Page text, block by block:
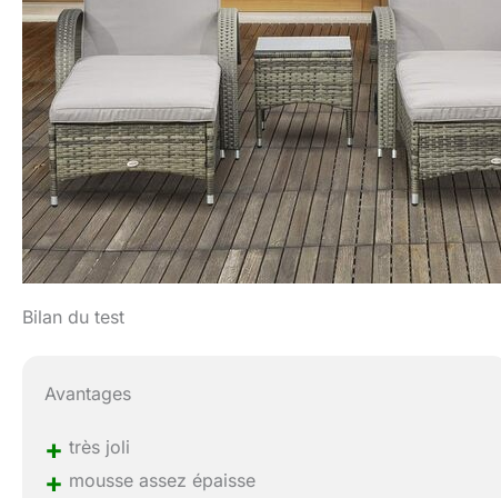
Bilan du test
Avantages
+ très joli
+ mousse assez épaisse